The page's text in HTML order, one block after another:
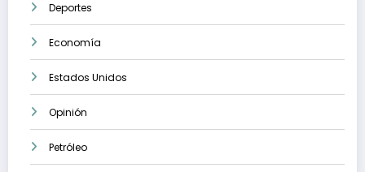
Deportes
Economía
Estados Unidos
Opinión
Petróleo